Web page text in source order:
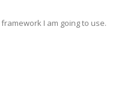
I am going to use.